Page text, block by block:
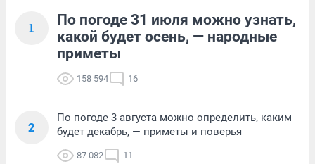
1
По погоде 31 июля можно узнать,
какой будет осень, — народные
приметы
158 594 16
2
По погоде 3 августа можно определить, каким
будет декабрь, — приметы и поверья
87 082 11